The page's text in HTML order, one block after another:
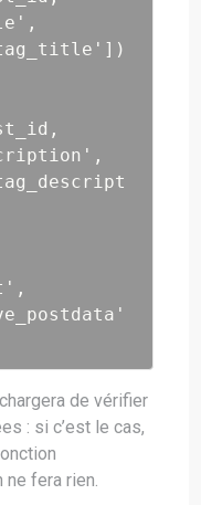
de vérifier
: si c’est le cas,
fera rien.